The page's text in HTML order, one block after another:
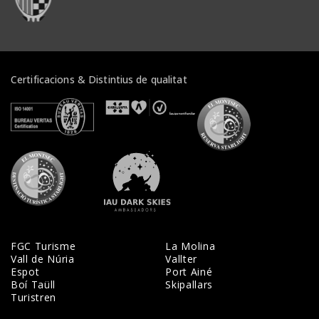
Certificacions & Distintius de qualitat
Veure certificats Veure certificats
Veure certificats
FGC Turisme
La Molina
Vall de Núria
Vallter
Espot
Port Ainé
Boí Taüll
Skipallars
Turistren